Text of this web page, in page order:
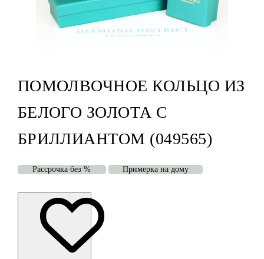
ПОМОЛВОЧНОЕ КОЛЬЦО ИЗ
БЕЛОГО ЗОЛОТА С
БРИЛЛИАНТОМ (049565)
Рассрочка без % Примерка на дому